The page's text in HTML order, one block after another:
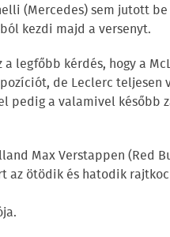
(Mercedes) sem jutott be
kezdi majd a versenyt.
a legfőbb kérdés, hogy a
de Leclerc teljesen
pedig a valamivel később
Max Verstappen (Red
az ötödik és hatodik